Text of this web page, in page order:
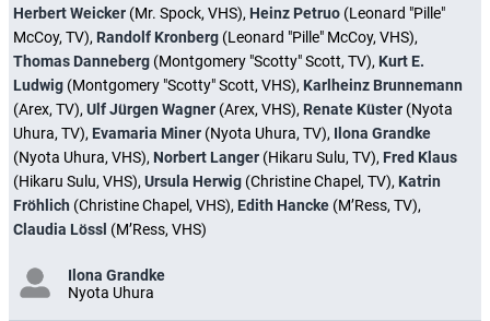
Herbert Weicker (Mr. Spock, VHS), Heinz Petruo (Leonard "Pille"
McCoy, TV), Randolf Kronberg (Leonard "Pille" McCoy, VHS),
Thomas Danneberg (Montgomery "Scotty" Scott, TV), Kurt E.
Ludwig (Montgomery "Scotty" Scott, VHS), Karlheinz Brunnemann
(Arex, TV), Ulf Jürgen Wagner (Arex, VHS), Renate Küster (Nyota
Uhura, TV), Evamaria Miner (Nyota Uhura, TV), Ilona Grandke
(Nyota Uhura, VHS), Norbert Langer (Hikaru Sulu, TV), Fred Klaus
(Hikaru Sulu, VHS), Ursula Herwig (Christine Chapel, TV), Katrin
Fröhlich (Christine Chapel, VHS), Edith Hancke (M’Ress, TV),
Claudia Lössl (M’Ress, VHS)
Ilona Grandke
Nyota Uhura